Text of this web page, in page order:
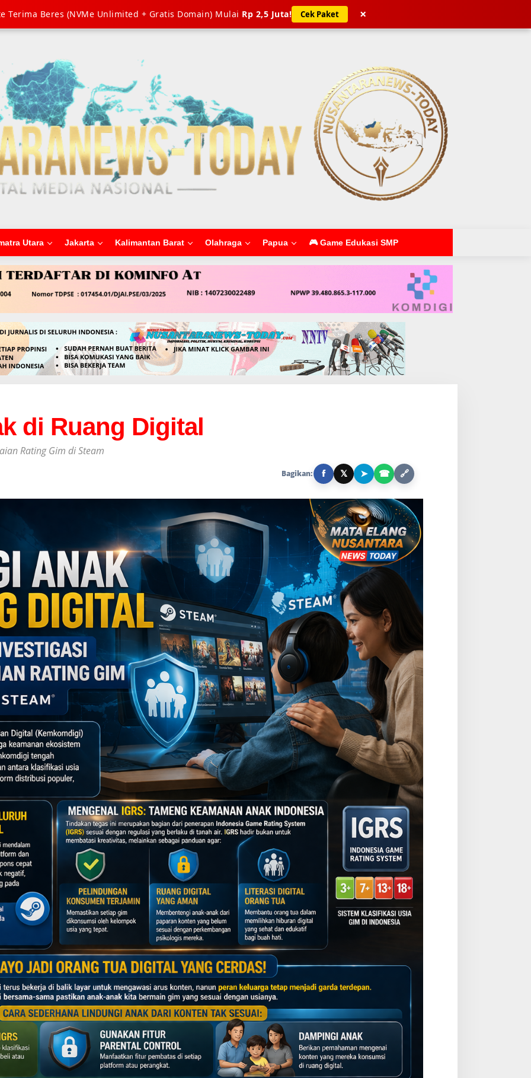
Terima Beres (NVMe Unlimited + Gratis Domain) Mulai Rp 2,5 Juta! Cek Paket ×
Utara Jakarta Kalimantan Barat Olahraga Papua 🎮 Game Edukasi SMP
di Ruang Digital
Rating Gim di Steam
Bagikan: f 𝕏 ➤ ☎ 🔗